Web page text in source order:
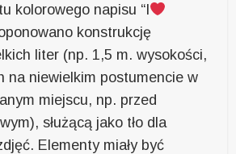
kolorowego napisu “I
konstrukcję
liter (np. 1,5 m. wysokości,
na niewielkim postumencie w
miejscu, np. przed
służącą jako tło dla
Elementy miały być